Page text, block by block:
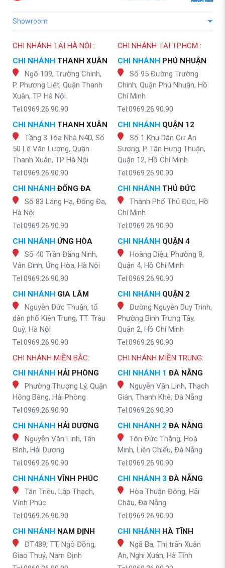
Showroom
CHI NHÁNH TẠI HÀ NỘI :
CHI NHÁNH THANH XUÂN
Ngõ 109, Trường Chinh,
P. Phương Liệt, Quận Thanh
Xuân, TP Hà Nội
Tel:0969.26.90.90
CHI NHÁNH THANH XUÂN
Tầng 3 Tòa Nhà N4D, Số
50 Lê Văn Lương, Quận
Thanh Xuân, TP Hà Nội
Tel:0969.26.90.90
CHI NHÁNH ĐỐNG ĐA
Số 83 Láng Hạ, Đống Đa,
Hà Nội
Tel:0969.26.90.90
CHI NHÁNH ỨNG HÒA
Số 40 Trần Đăng Ninh,
Vân Đình, Ứng Hòa, Hà Nội
Tel:0969.26.90.90
CHI NHÁNH GIA LÂM
Nguyễn Đức Thuận, tổ
dân phố Kiên Trung, TT. Trâu
Quỳ, Hà Nội
Tel:0969.26.90.90
CHI NHÁNH TẠI TP.HCM :
CHI NHÁNH PHÚ NHUẬN
Số 95 Đường Trường
Chinh, Quận Phú Nhuận, Hồ
Chí Minh
Tel:0969.26.90.90
CHI NHÁNH QUẬN 12
Số 1 Khu Dân Cư An
Sương, P. Tân Hưng Thuận,
Quận 12, Hồ Chí Minh
Tel:0969.26.90.90
CHI NHÁNH THỦ ĐỨC
Thành Phố Thủ Đức, Hồ
Chí Minh
Tel:0969.26.90.90
CHI NHÁNH QUẬN 4
Hoàng Diệu, Phường 8,
Quận 4, Hồ Chí Minh
Tel:0969.26.90.90
CHI NHÁNH QUẬN 2
Đường Nguyễn Duy Trinh,
Phường Bình Trưng Tây,
Quận 2, Hồ Chí Minh
Tel:0969.26.90.90
CHI NHÁNH MIỀN BẮC:
CHI NHÁNH HẢI PHÒNG
Phường Thượng Lý, Quận
Hồng Bàng, Hải Phòng
Tel:0969.26.90.90
CHI NHÁNH HẢI DƯƠNG
Nguyễn Văn Linh, Tân
Bình, Hải Dương
Tel:0969.26.90.90
CHI NHÁNH VĨNH PHÚC
Tân Triều, Lập Thạch,
Vĩnh Phúc
Tel:0969.26.90.90
CHI NHÁNH NAM ĐỊNH
ĐT489, TT. Ngô Đồng,
Giao Thuỷ, Nam Định
CHI NHÁNH MIỀN TRUNG:
CHI NHÁNH 1 ĐÀ NẴNG
Nguyễn Văn Linh, Thạch
Gián, Thanh Khê, Đà Nẵng
Tel:0969.26.90.90
CHI NHÁNH 2 ĐÀ NẴNG
Tôn Đức Thắng, Hoà
Minh, Liên Chiểu, Đà Nẵng
Tel:0969.26.90.90
CHI NHÁNH 3 ĐÀ NẴNG
Hòa Thuận Đông, Hải
Châu, Đà Nẵng
Tel:0969.26.90.90
CHI NHÁNH HÀ TĨNH
Ngã Ba, Thị trấn Xuân
An, Nghi Xuân, Hà Tĩnh